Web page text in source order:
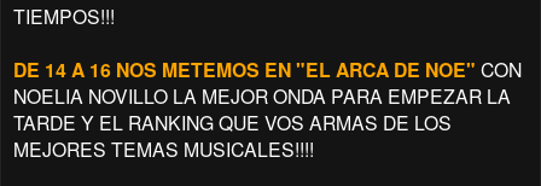
TIEMPOS!!!
DE 14 A 16 NOS METEMOS EN "EL ARCA DE NOE" CON
NOELIA NOVILLO LA MEJOR ONDA PARA EMPEZAR LA
TARDE Y EL RANKING QUE VOS ARMAS DE LOS
MEJORES TEMAS MUSICALES!!!!